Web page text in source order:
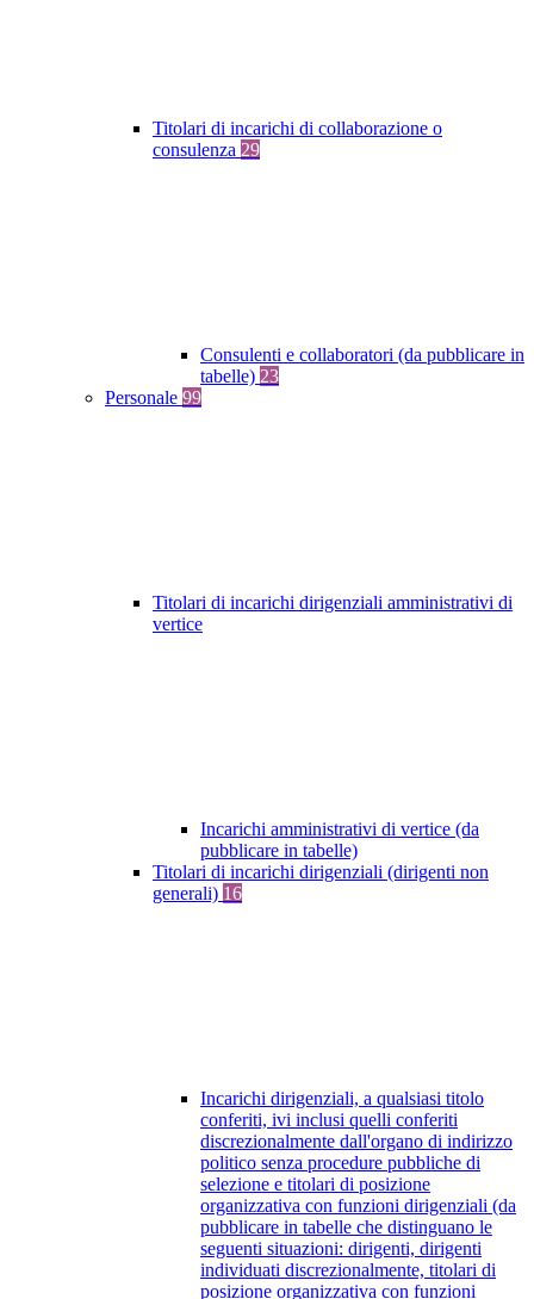
Titolari di incarichi di collaborazione o
consulenza 29
Consulenti e collaboratori (da pubblicare in
tabelle) 23
Personale 99
Titolari di incarichi dirigenziali amministrativi di
vertice
Incarichi amministrativi di vertice (da
pubblicare in tabelle)
Titolari di incarichi dirigenziali (dirigenti non
generali) 16
Incarichi dirigenziali, a qualsiasi titolo
conferiti, ivi inclusi quelli conferiti
discrezionalmente dall'organo di indirizzo
politico senza procedure pubbliche di
selezione e titolari di posizione
organizzativa con funzioni dirigenziali (da
pubblicare in tabelle che distinguano le
seguenti situazioni: dirigenti, dirigenti
individuati discrezionalmente, titolari di
posizione organizzativa con funzioni